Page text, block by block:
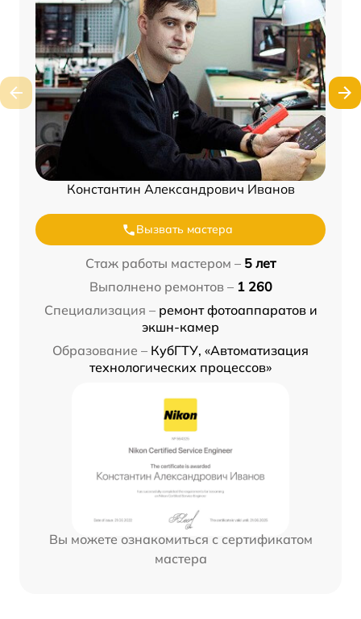
Константин Александрович Иванов
Вызвать мастера
Стаж работы мастером – 5 лет
Выполнено ремонтов – 1 260
Специализация – ремонт фотоаппаратов и
экшн-камер
Образование – КубГТУ, «Автоматизация
технологических процессов»
Вы можете ознакомиться с сертификатом
мастера